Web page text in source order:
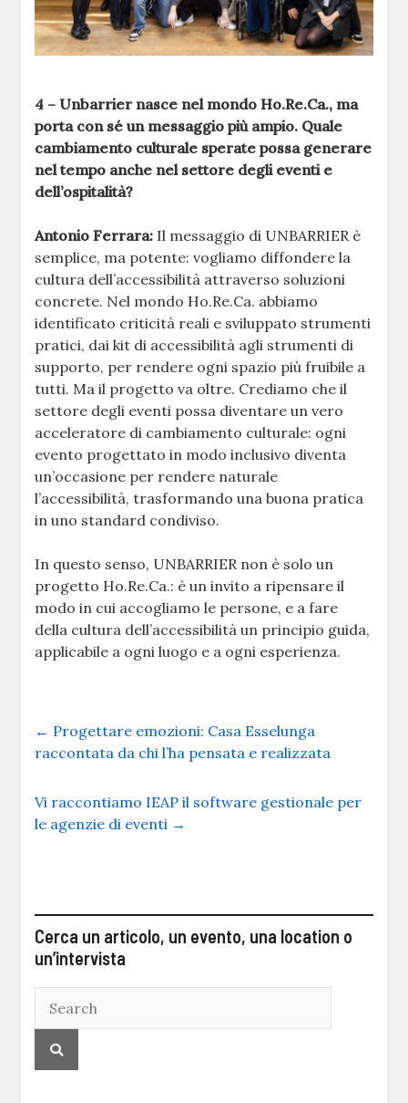
4 – Unbarrier nasce nel mondo Ho.Re.Ca., ma
porta con sé un messaggio più ampio. Quale
cambiamento culturale sperate possa generare
nel tempo anche nel settore degli eventi e
dell’ospitalità?
Antonio Ferrara: Il messaggio di UNBARRIER è
semplice, ma potente: vogliamo diffondere la
cultura dell’accessibilità attraverso soluzioni
concrete. Nel mondo Ho.Re.Ca. abbiamo
identificato criticità reali e sviluppato strumenti
pratici, dai kit di accessibilità agli strumenti di
supporto, per rendere ogni spazio più fruibile a
tutti. Ma il progetto va oltre. Crediamo che il
settore degli eventi possa diventare un vero
acceleratore di cambiamento culturale: ogni
evento progettato in modo inclusivo diventa
un’occasione per rendere naturale
l’accessibilità, trasformando una buona pratica
in uno standard condiviso.
In questo senso, UNBARRIER non è solo un
progetto Ho.Re.Ca.: è un invito a ripensare il
modo in cui accogliamo le persone, e a fare
della cultura dell’accessibilità un principio guida,
applicabile a ogni luogo e a ogni esperienza.
← Progettare emozioni: Casa Esselunga
raccontata da chi l’ha pensata e realizzata
Vi raccontiamo IEAP il software gestionale per
le agenzie di eventi →
Cerca un articolo, un evento, una location o
un’intervista